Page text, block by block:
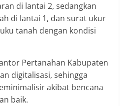
di lantai 2, sedangkan
di lantai 1, dan surat ukur
tanah dengan kondisi
Pertanahan Kabupaten
digitalisasi, sehingga
akibat bencana
baik.